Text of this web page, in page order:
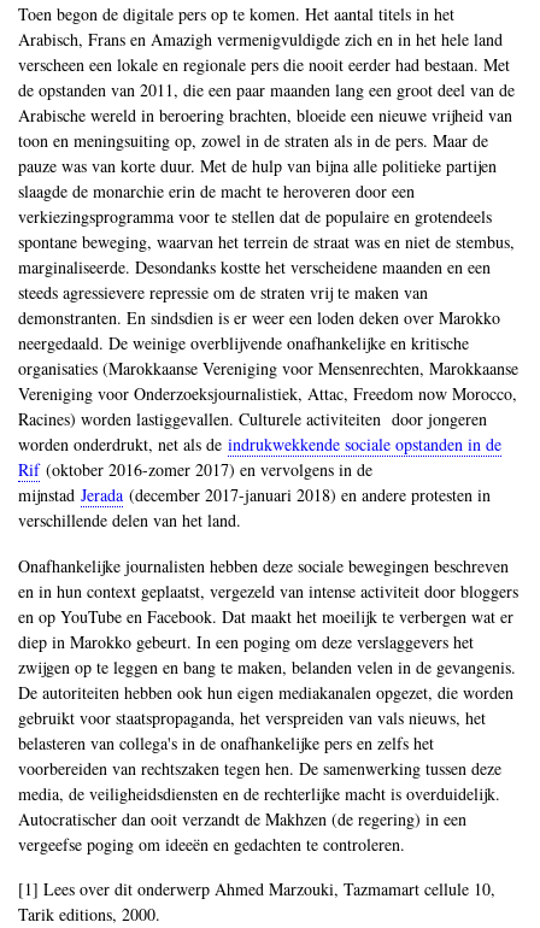
Toen begon de digitale pers op te komen. Het aantal titels in het
Arabisch, Frans en Amazigh vermenigvuldigde zich en in het hele land
verscheen een lokale en regionale pers die nooit eerder had bestaan. Met
de opstanden van 2011, die een paar maanden lang een groot deel van de
Arabische wereld in beroering brachten, bloeide een nieuwe vrijheid van
toon en meningsuiting op, zowel in de straten als in de pers. Maar de
pauze was van korte duur. Met de hulp van bijna alle politieke partijen
slaagde de monarchie erin de macht te heroveren door een
verkiezingsprogramma voor te stellen dat de populaire en grotendeels
spontane beweging, waarvan het terrein de straat was en niet de stembus,
marginaliseerde. Desondanks kostte het verscheidene maanden en een
steeds agressievere repressie om de straten vrij te maken van
demonstranten. En sindsdien is er weer een loden deken over Marokko
neergedaald. De weinige overblijvende onafhankelijke en kritische
organisaties (Marokkaanse Vereniging voor Mensenrechten, Marokkaanse
Vereniging voor Onderzoeksjournalistiek, Attac, Freedom now Morocco,
Racines) worden lastiggevallen. Culturele activiteiten door jongeren
worden onderdrukt, net als de indrukwekkende sociale opstanden in de
Rif(oktober 2016-zomer 2017) en vervolgens in de
mijnstad Jerada (december 2017-januari 2018) en andere protesten in
verschillende delen van het land.
Onafhankelijke journalisten hebben deze sociale bewegingen beschreven
en in hun context geplaatst, vergezeld van intense activiteit door bloggers
en op YouTube en Facebook. Dat maakt het moeilijk te verbergen wat er
diep in Marokko gebeurt. In een poging om deze verslaggevers het
zwijgen op te leggen en bang te maken, belanden velen in de gevangenis.
De autoriteiten hebben ook hun eigen mediakanalen opgezet, die worden
gebruikt voor staatspropaganda, het verspreiden van vals nieuws, het
belasteren van collega's in de onafhankelijke pers en zelfs het
voorbereiden van rechtszaken tegen hen. De samenwerking tussen deze
media, de veiligheidsdiensten en de rechterlijke macht is overduidelijk.
Autocratischer dan ooit verzandt de Makhzen (de regering) in een
vergeefse poging om ideeën en gedachten te controleren.
[1] Lees over dit onderwerp Ahmed Marzouki, Tazmamart cellule 10,
Tarik editions, 2000.